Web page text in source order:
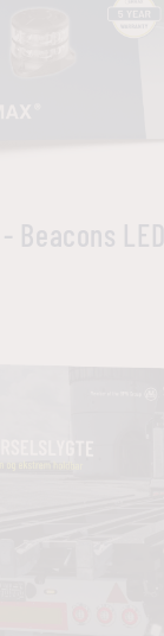
Beacons LED